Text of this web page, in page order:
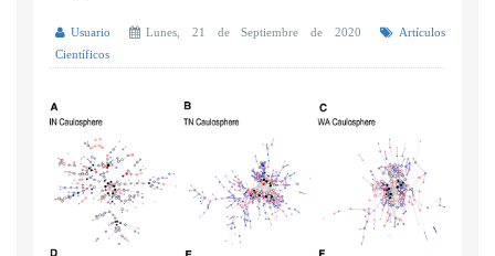
Usuario Lunes, 21 de Septiembre de 2020
Artículos
Científicos